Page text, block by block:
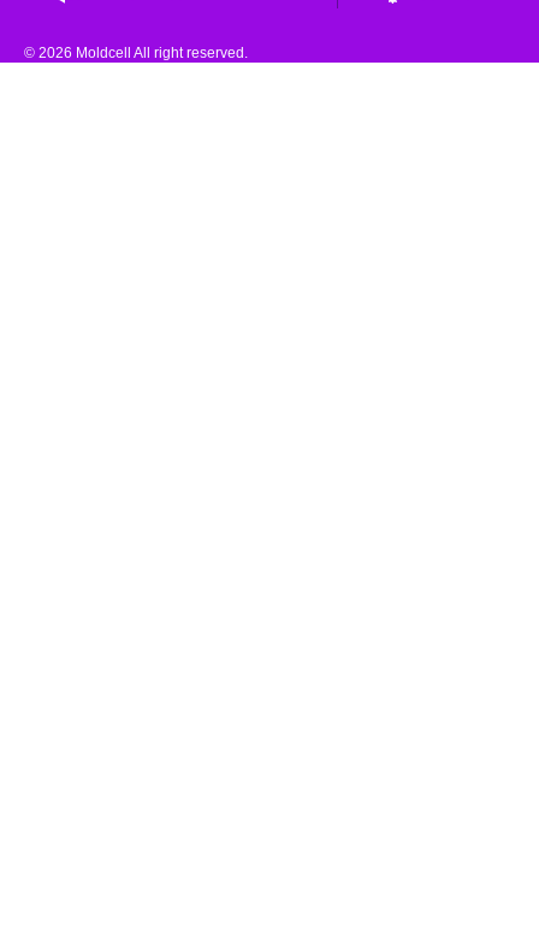
© 2026 Moldcell All right reserved.